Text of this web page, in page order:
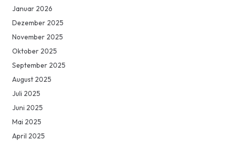
Januar 2026
Dezember 2025
November 2025
Oktober 2025
September 2025
August 2025
Juli 2025
Juni 2025
Mai 2025
April 2025